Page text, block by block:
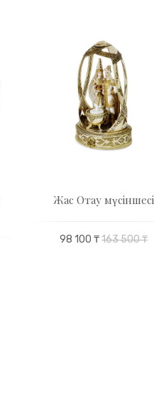
Жас Отау мүсіншесі
98 100 ₸163 500 ₸